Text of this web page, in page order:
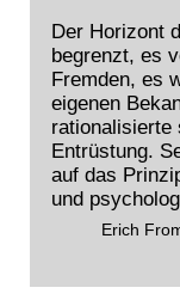
Der Horizont
begrenzt, es
Fremden, es
eigenen
rationalisierte
Entrüstung.
auf das
und
Erich